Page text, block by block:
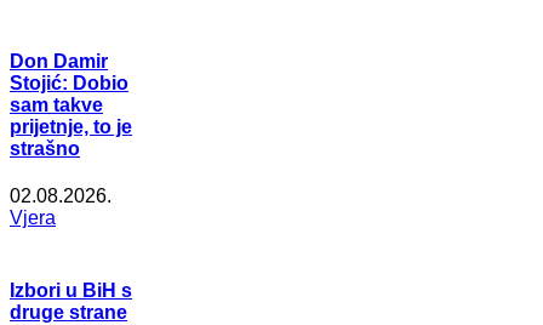
Don Damir
Stojić: Dobio
sam takve
prijetnje, to je
strašno
02.08.2026.
Vjera
Izbori u BiH s
druge strane